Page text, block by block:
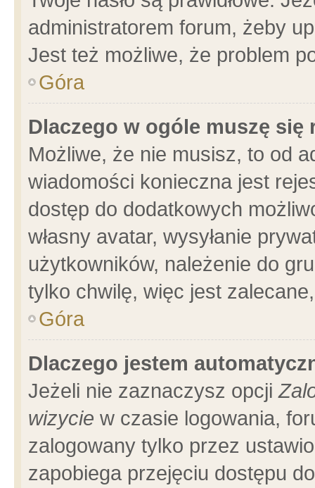
administratorem forum, żeby
Jest też możliwe, że problem
Góra
Dlaczego w ogóle muszę się
Możliwe, że nie musisz, to od
wiadomości konieczna jest
dostęp do dodatkowych
własny avatar, wysyłanie
użytkowników, należenie do
tylko chwilę, więc jest
Góra
Dlaczego jestem
Jeżeli nie zaznaczysz opcji
wizycie w czasie logowania,
zalogowany tylko przez
zapobiega przejęciu dostępu